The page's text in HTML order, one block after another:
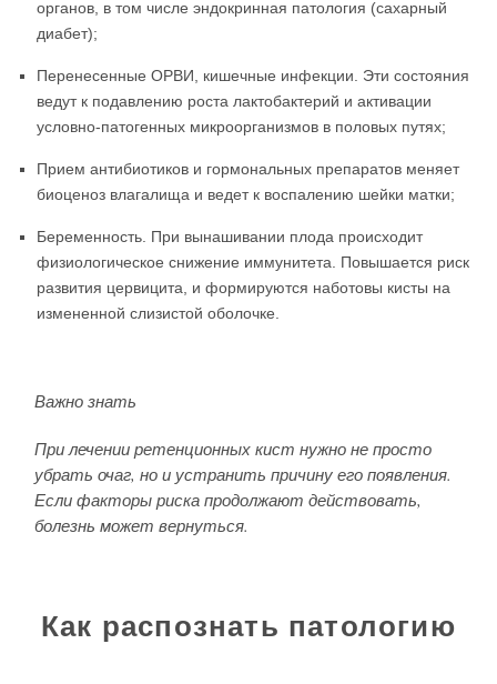
органов, в том числе эндокринная патология (сахарный
диабет);
Перенесенные ОРВИ, кишечные инфекции. Эти состояния
ведут к подавлению роста лактобактерий и активации
условно-патогенных микроорганизмов в половых путях;
Прием антибиотиков и гормональных препаратов меняет
биоценоз влагалища и ведет к воспалению шейки матки;
Беременность. При вынашивании плода происходит
физиологическое снижение иммунитета. Повышается риск
развития цервицита, и формируются наботовы кисты на
измененной слизистой оболочке.
Важно знать
При лечении ретенционных кист нужно не просто
убрать очаг, но и устранить причину его появления.
Если факторы риска продолжают действовать,
болезнь может вернуться.
Как распознать патологию